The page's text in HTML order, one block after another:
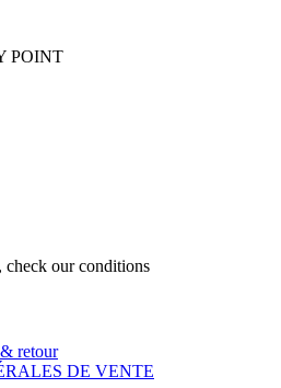
POINT
check our conditions
retour
DE VENTE